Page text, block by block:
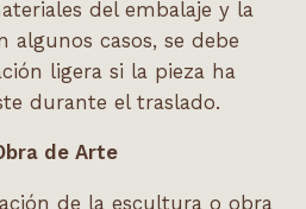
del embalaje y la
algunos casos, se debe
ligera si la pieza ha
durante el traslado.
de Arte
de la escultura o obra